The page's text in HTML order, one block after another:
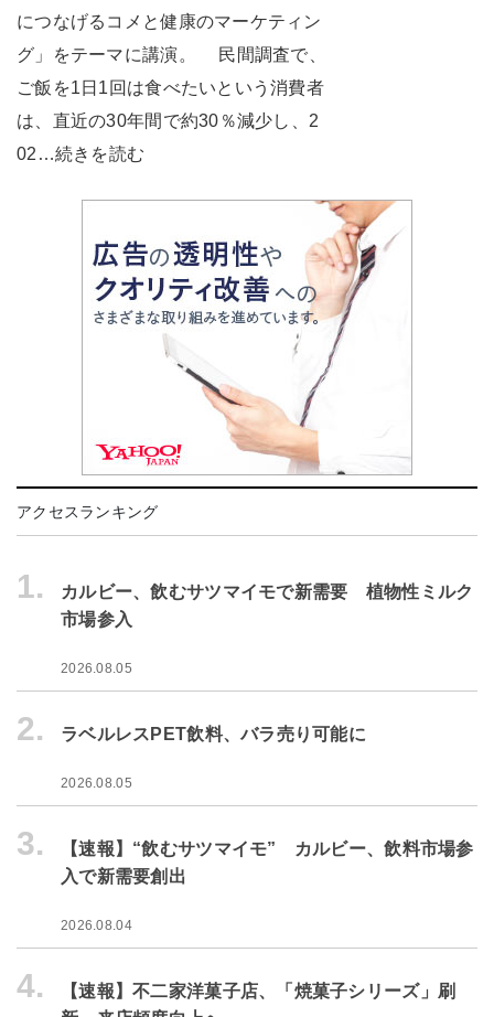
につなげるコメと健康のマーケティン
グ」をテーマに講演。 民間調査で、
ご飯を1日1回は食べたいという消費者
は、直近の30年間で約30％減少し、2
02…続きを読む
アクセスランキング
1.
カルビー、飲むサツマイモで新需要 植物性ミルク
市場参入
2026.08.05
2. ラベルレスPET飲料、バラ売り可能に
2026.08.05
3.
【速報】“飲むサツマイモ” カルビー、飲料市場参
入で新需要創出
2026.08.04
4.
【速報】不二家洋菓子店、「焼菓子シリーズ」刷